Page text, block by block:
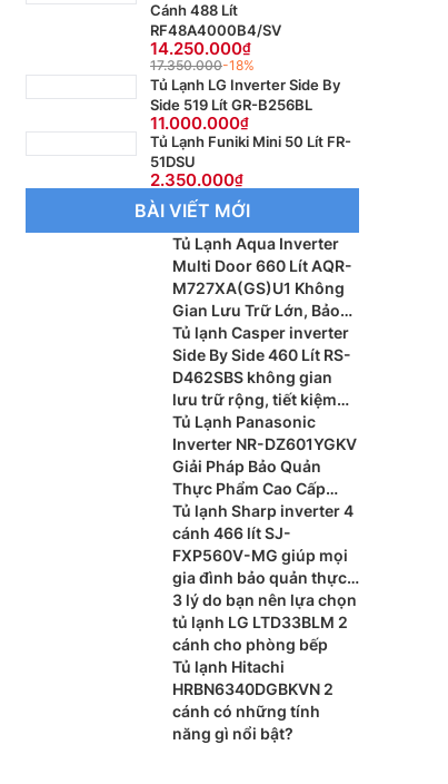
Cánh 488 Lít
RF48A4000B4/SV
14.250.000
17.350.000-18%
Tủ Lạnh LG Inverter Side By
Side 519 Lít GR-B256BL
11.000.000
Tủ Lạnh Funiki Mini 50 Lít FR-
51DSU
2.350.000
BÀI VIẾT MỚI
Tủ Lạnh Aqua Inverter
Multi Door 660 Lít AQR-
M727XA(GS)U1 Không
Gian Lưu Trữ Lớn, Bảo
Quản Thực Phẩm Tối Ưu
Tủ lạnh Casper inverter
Side By Side 460 Lít RS-
D462SBS không gian
lưu trữ rộng, tiết kiệm
điện hiệu quả ch gia
đình hiện đại
Tủ Lạnh Panasonic
Inverter NR-DZ601YGKV
Giải Pháp Bảo Quản
Thực Phẩm Cao Cấp
Cho Gia Đình Hiện Đại
Tủ lạnh Sharp inverter 4
cánh 466 lít SJ-
FXP560V-MG giúp mọi
gia đình bảo quản thực
phẩm hiện đại cho mọi
gia đình
3 lý do bạn nên lựa chọn
tủ lạnh LG LTD33BLM 2
cánh cho phòng bếp
Tủ lạnh Hitachi
HRBN6340DGBKVN 2
cánh có những tính
năng gì nổi bật?